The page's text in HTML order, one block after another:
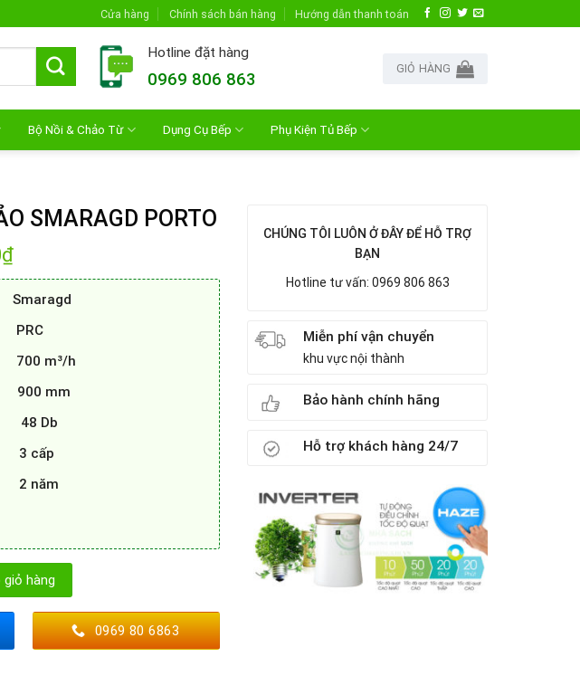
Cửa hàng Chính sách bán hàng Hướng dẫn thanh toán
Hotline đặt hàng
0969 806 863
GIỎ HÀNG
Bộ Nồi & Chảo Từ Dụng Cụ Bếp Phụ Kiện Tủ Bếp
SMARAGD PORTO
₫Giá
hiện
tại
14.500.000₫.
Smaragd
PRC
700 m³/h
900 mm
48 Db
3 cấp
2 năm
số lượng
hàng
0969 80 6863
CHÚNG TÔI LUÔN Ở ĐÂY ĐỂ HỖ TRỢ
BẠN
Hotline tư vấn: 0969 806 863
Miễn phí vận chuyển
khu vực nội thành
Bảo hành chính hãng
Hỗ trợ khách hàng 24/7